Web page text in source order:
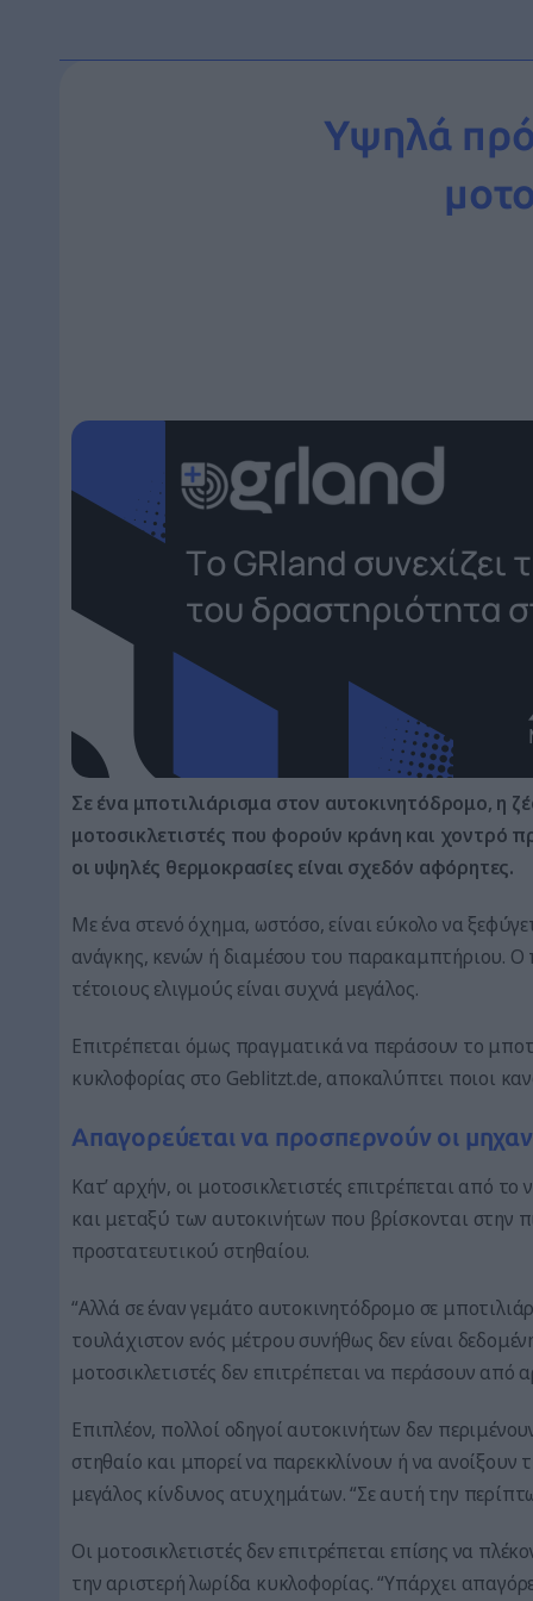
Υψηλά
Σε ένα μποτιλιάρισμα στον αυτοκινητόδρομο, η
μοτοσικλετιστές που φορούν κράνη και χοντρό
οι υψηλές θερμοκρασίες είναι σχεδόν αφόρητες.
Με ένα στενό όχημα, ωστόσο, είναι εύκολο να
ανάγκης, κενών ή διαμέσου του παρακαμπτήριου. Ο
τέτοιους ελιγμούς είναι συχνά μεγάλος.
Επιτρέπεται όμως πραγματικά να περάσουν το
κυκλοφορίας στο Geblitzt.de, αποκαλύπτει ποιοι
Απαγορεύεται να προσπερνούν οι
Κατ’ αρχήν, οι μοτοσικλετιστές επιτρέπεται από
και μεταξύ των αυτοκινήτων που βρίσκονται στην
προστατευτικού στηθαίου.
“Αλλά σε έναν γεμάτο αυτοκινητόδρομο σε
τουλάχιστον ενός μέτρου συνήθως δεν είναι
μοτοσικλετιστές δεν επιτρέπεται να περάσουν από
Επιπλέον, πολλοί οδηγοί αυτοκινήτων δεν
στηθαίο και μπορεί να παρεκκλίνουν ή να
μεγάλος κίνδυνος ατυχημάτων. “Σε αυτή την
Οι μοτοσικλετιστές δεν επιτρέπεται επίσης να
την αριστερή λωρίδα κυκλοφορίας. “Υπάρχει